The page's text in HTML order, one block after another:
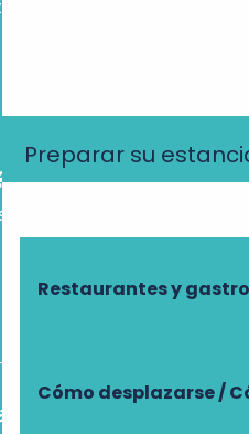
Preparar su
Restaurantes y
Cómo desplazarse /
tu bandeja de
asistente virtual, que
llegar?